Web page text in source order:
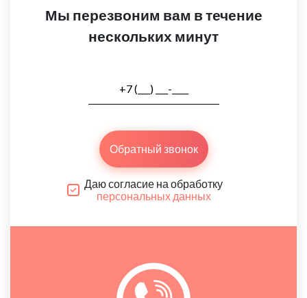
Мы перезвоним вам в течение
нескольких минут
Обратный звонок
Даю согласие на обработку
персональных данных